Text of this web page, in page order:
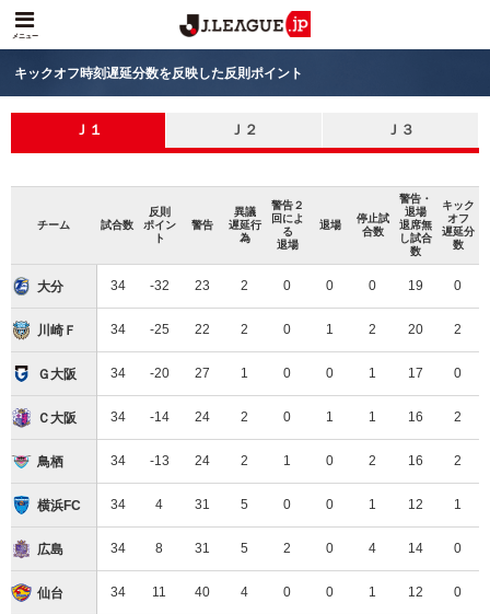
メニュー
キックオフ時刻遅延分数を反映した反則ポイント
Ｊ１ Ｊ２ Ｊ３
チーム 試合数
反則
ポイン
ト
警告
異議
遅延行
為
警告２
回によ
る
退場
退場
停止試
合数
警告・
退場
退席無
し試合
数
キック
オフ
遅延分
数
大分トリニータ
大分 34 -32 23 2 0 0 0 19 0
川崎フロンターレ
川崎Ｆ 34 -25 22 2 0 1 2 20 2
ガンバ大阪
Ｇ大阪 34 -20 27 1 0 0 1 17 0
セレッソ大阪
Ｃ大阪 34 -14 24 2 0 1 1 16 2
サガン鳥栖
鳥栖 34 -13 24 2 1 0 2 16 2
横浜ＦＣ
横浜FC 34 4 31 5 0 0 1 12 1
サンフレッチェ広島
広島 34 8 31 5 2 0 4 14 0
ベガルタ仙台
仙台 34 11 40 4 0 0 1 12 0